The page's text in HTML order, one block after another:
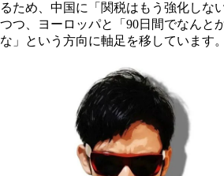
るため、中国に「関税はもう強化しな
つつ、ヨーロッパと「90日間でなんと
な」という方向に軸足を移しています。